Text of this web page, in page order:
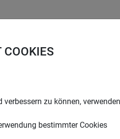
COOKIES
zu können,
bestimmter Cookies